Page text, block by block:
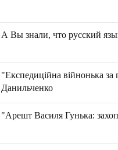
А Вы знали, что русский
"Експедиційна війнонька
Данильченко
"Арешт Василя Гунька: